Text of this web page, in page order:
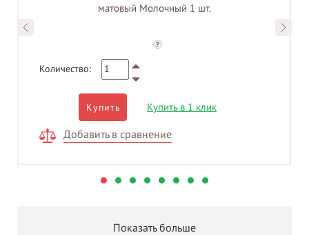
матовый Молочный 1 шт.
?
Количество:
Купить Купить в 1 клик
Добавить в сравнение
Показать больше